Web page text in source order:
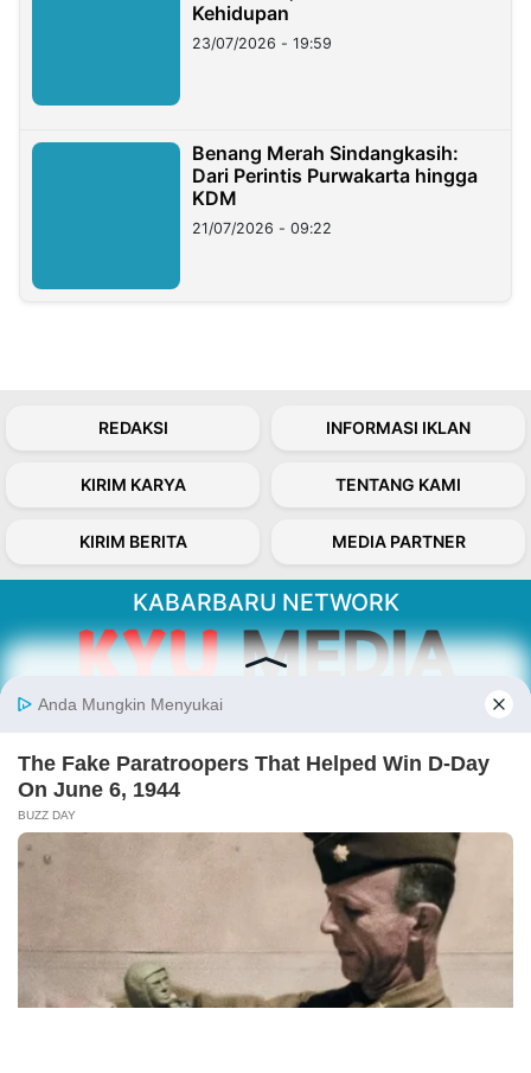
Kehidupan
23/07/2026 - 19:59
Benang Merah Sindangkasih:
Dari Perintis Purwakarta hingga
KDM
21/07/2026 - 09:22
REDAKSI INFORMASI IKLAN
KIRIM KARYA TENTANG KAMI
KIRIM BERITA MEDIA PARTNER
KABARBARU NETWORK
Kabarbaru.co menyajikan berita aktual dan
Follow Kabarbaru